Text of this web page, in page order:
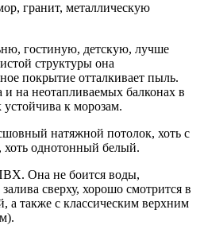
гранит, металлическую
гостиную, детскую, лучше
структуры она
покрытие отталкивает пыль.
и на неотапливаемых балконах в
устойчива к морозам.
натяжной потолок, хоть с
однотонный белый.
Она не боится воды,
сверху, хорошо смотрится в
а также с классическим верхним